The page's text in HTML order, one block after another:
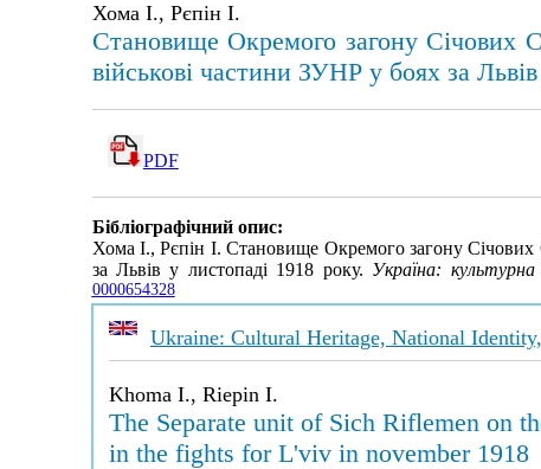
Хома І., Рєпін І.
Становище Окремого загону Січових
військові частини ЗУНР у боях за
PDF
Бібліографічний опис:
Хома І., Рєпін І. Становище Окремого загону Січових
за Львів у листопаді 1918 року. Україна:
0000654328
Ukraine: Cultural Heritage, National
Khoma I., Riepin I.
The Separate unit of Sich Riflemen on
in the fights for L'viv in november 1918